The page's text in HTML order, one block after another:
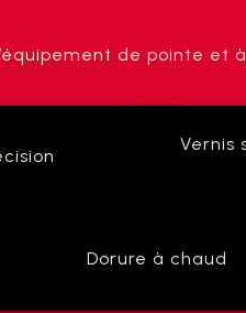
de pointe et
Vernis
Dorure à chaud